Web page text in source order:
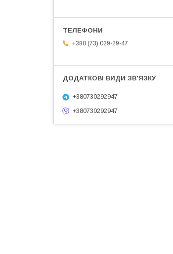
+380 (73) 029-29-47
+380730292947
+380730292947